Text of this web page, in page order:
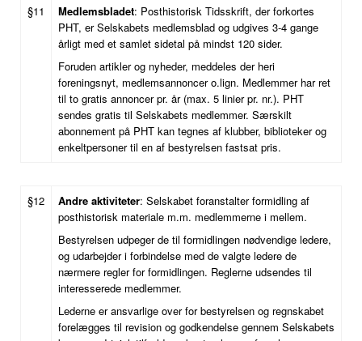
§11 Medlemsbladet: Posthistorisk Tidsskrift, der forkortes
PHT, er Selskabets medlemsblad og udgives 3-4 gange
årligt med et samlet sidetal på mindst 120 sider.
Foruden artikler og nyheder, meddeles der heri
foreningsnyt, medlemsannoncer o.lign. Medlemmer har ret
til to gratis annoncer pr. år (max. 5 linier pr. nr.). PHT
sendes gratis til Selskabets medlemmer. Særskilt
abonnement på PHT kan tegnes af klubber, biblioteker og
enkeltpersoner til en af bestyrelsen fastsat pris.
§12 Andre aktiviteter: Selskabet foranstalter formidling af
posthistorisk materiale m.m. medlemmerne i mellem.
Bestyrelsen udpeger de til formidlingen nødvendige ledere,
og udarbejder i forbindelse med de valgte ledere de
nærmere regler for formidlingen. Reglerne udsendes til
interesserede medlemmer.
Lederne er ansvarlige over for bestyrelsen og regnskabet
forelægges til revision og godkendelse gennem Selskabets